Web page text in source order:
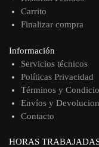
Carrito
Finalizar compra
Información
Servicios técnicos
Políticas Privacidad
Términos y
Envíos y
Contacto
HORAS